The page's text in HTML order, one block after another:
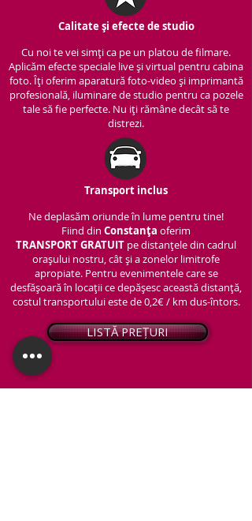
Calitate și efecte de studio
Cu noi te vei simți ca pe un platou de filmare.
Aplicăm efecte speciale live și virtual pentru cabina
foto. Îți oferim aparatură foto-video și imprimantă
profesională, iluminare de studio pentru ca pozele
tale să fie perfecte. Nu iți rămâne decât să te
distrezi.
Transport inclus
Ne deplasăm oriunde în lume pentru tine!
Fiind din Constanța oferim
TRANSPORTGRATUIT pe distanțele din cadrul
orașului nostru, cât și a zonelor limitrofe
apropiate. Pentru evenimentele care se
desfășoară în locații ce depășesc această distanță,
costul transportului este de 0,2€ / km dus-întors.
LISTĂ PREȚURI
© 2026 - Snap PhotoBooth